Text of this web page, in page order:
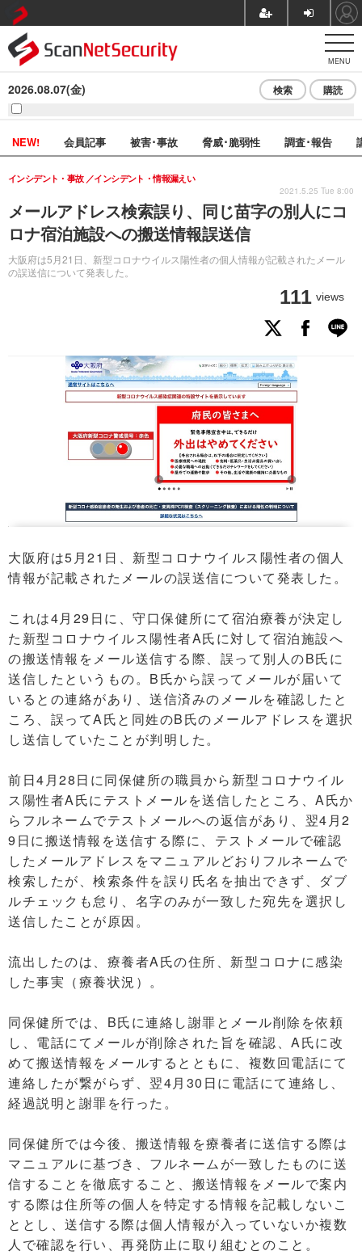
MENU
2026.08.07(金) 検索 購読
NEW! 会員記事 被害･事故 脅威･脆弱性 調査･報告
メールアドレス検索誤り、同じ苗字の別人にコ
ロナ宿泊施設への搬送情報誤送信
大阪府は5月21日、新型コロナウイルス陽性者の個人情報が記載されたメール
の誤送信について発表した。
インシデント・事故 インシデント・情報漏えい
111 views
2021.5.25 Tue 8:00
大阪府は5月21日、新型コロナウイルス陽性者の個人
情報が記載されたメールの誤送信について発表した。
これは4月29日に、守口保健所にて宿泊療養が決定し
た新型コロナウイルス陽性者A氏に対して宿泊施設へ
の搬送情報をメール送信する際、誤って別人のB氏に
送信したというもの。B氏から誤ってメールが届いて
いるとの連絡があり、送信済みのメールを確認したと
ころ、誤ってA氏と同姓のB氏のメールアドレスを選択
し送信していたことが判明した。
前日4月28日に同保健所の職員から新型コロナウイル
ス陽性者A氏にテストメールを送信したところ、A氏か
らフルネームでテストメールへの返信があり、翌4月2
9日に搬送情報を送信する際に、テストメールで確認
したメールアドレスをマニュアルどおりフルネームで
検索したが、検索条件を誤り氏名を抽出できず、ダブ
ルチェックも怠り、名字のみが一致した宛先を選択し
送信したことが原因。
流出したのは、療養者A氏の住所、新型コロナに感染
した事実（療養状況）。
同保健所では、B氏に連絡し謝罪とメール削除を依頼
し、電話にてメールが削除された旨を確認、A氏に改
めて搬送情報をメールするとともに、複数回電話にて
連絡したが繋がらず、翌4月30日に電話にて連絡し、
経過説明と謝罪を行った。
同保健所では今後、搬送情報を療養者に送信する際は
マニュアルに基づき、フルネームが一致したものに送
信することを徹底すること、搬送情報をメールで案内
する際は住所等の個人を特定する情報を記載しないこ
ととし、送信する際は個人情報が入っていないか複数
人で確認を行い、再発防止に取り組むとのこと。